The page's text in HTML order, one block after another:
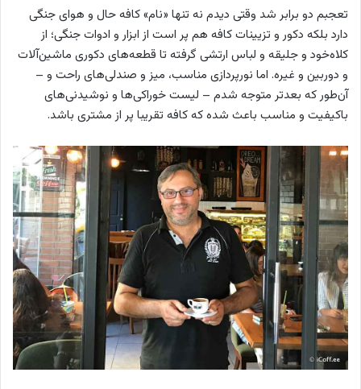
تعجبم دو برابر شد وقتی دیدم نه تنها «نام» کافه حال و هوای جنگی
دارد بلکه دکور و تزیینات کافه هم پر است از ابزار و ادوات جنگی؛ از
کلاه‌خود و جلیقه و لباس ارتشی گرفته تا قطعه‌های دکوری ماشین‌آلات
و دوربین و غیره. اما نورپردازی مناسب، میز و صندلی‌های راحت و –
آن‌طور که بعدتر متوجه شدم – لیست خوراکی‌ها و نوشیدنی‌های
باکیفیت و مناسب باعث شده که کافه تقریبا پر از مشتری باشد.